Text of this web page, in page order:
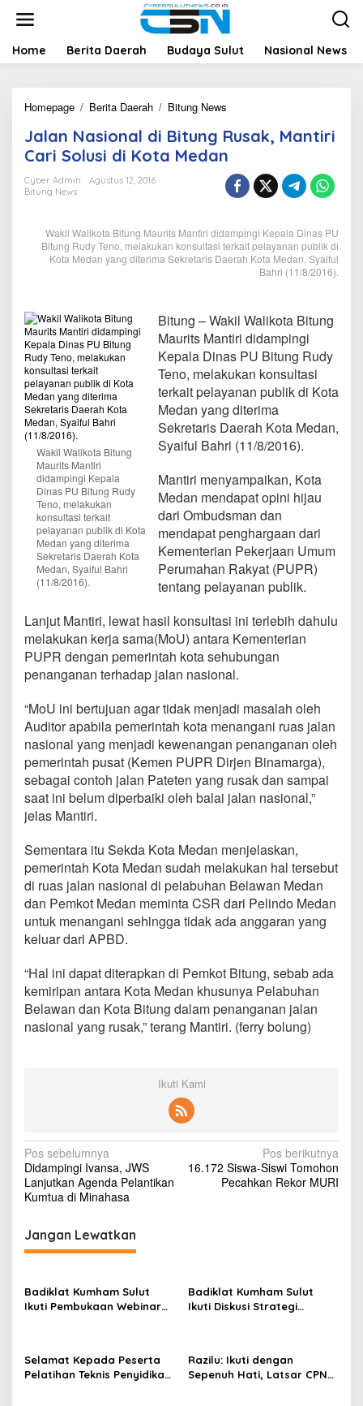
t
Home Berita Daerah Budaya Sulut Nasional News
Homepage / Berita Daerah / Bitung News
l
a
n
N
a
o
n
a
B
i
t
u
n
g
R
u
s
,
M
a
n
t
r
i
a
r
i
S
o
u
s
i
d
i
K
o
t
e
d
a
n
Jalan Nasional di Bitung Rusak, Mantiri
Cari Solusi di Kota Medan
Cyber Admin
Agustus 12, 2016
Bitung News
Wakil Walikota Bitung Maurits Mantiri didampingi Kepala Dinas PU
Bitung Rudy Teno, melakukan konsultasi terkait pelayanan publik di
Kota Medan yang diterima Sekretaris Daerah Kota Medan, Syaiful
Bahri (11/8/2016).
Wakil Walikota Bitung
Maurits Mantiri
didampingi Kepala
Dinas PU Bitung Rudy
Teno, melakukan
konsultasi terkait
pelayanan publik di Kota
Medan yang diterima
Sekretaris Daerah Kota
Medan, Syaiful Bahri
(11/8/2016).
Bitung – Wakil Walikota Bitung
Maurits Mantiri didampingi
Kepala Dinas PU Bitung Rudy
Teno, melakukan konsultasi
terkait pelayanan publik di Kota
Medan yang diterima
Sekretaris Daerah Kota Medan,
Syaiful Bahri (11/8/2016).
Mantiri menyampaikan, Kota
Medan mendapat opini hijau
dari Ombudsman dan
mendapat penghargaan dari
Kementerian Pekerjaan Umum
Perumahan Rakyat (PUPR)
tentang pelayanan publik.
Lanjut Mantiri, lewat hasil konsultasi ini terlebih dahulu
melakukan kerja sama(MoU) antara Kementerian
PUPR dengan pemerintah kota sehubungan
penanganan terhadap jalan nasional.
“MoU ini bertujuan agar tidak menjadi masalah oleh
Auditor apabila pemerintah kota menangani ruas jalan
nasional yang menjadi kewenangan penanganan oleh
pemerintah pusat (Kemen PUPR Dirjen Binamarga),
sebagai contoh jalan Pateten yang rusak dan sampai
saat ini belum diperbaiki oleh balai jalan nasional,”
jelas Mantiri.
Sementara itu Sekda Kota Medan menjelaskan,
pemerintah Kota Medan sudah melakukan hal tersebut
di ruas jalan nasional di pelabuhan Belawan Medan
dan Pemkot Medan meminta CSR dari Pelindo Medan
untuk menangani sehingga tidak ada anggaran yang
keluar dari APBD.
“Hal ini dapat diterapkan di Pemkot Bitung, sebab ada
kemiripan antara Kota Medan khusunya Pelabuhan
Belawan dan Kota Bitung dalam penanganan jalan
nasional yang rusak,” terang Mantiri. (ferry bolung)
Ikuti Kami
N
a
v
i
g
s
i
o
s
Pos sebelumnya
Didampingi Ivansa, JWS
Lanjutkan Agenda Pelantikan
Kumtua di Minahasa
Pos berikutnya
16.172 Siswa-Siswi Tomohon
Pecahkan Rekor MURI
Jangan Lewatkan
Badiklat Kumham Sulut
Ikuti Pembukaan Webinar
Badiklat Kumham Sulut
Ikuti Diskusi Strategi
Selamat Kepada Peserta
Pelatihan Teknis Penyidikan
Razilu: Ikuti dengan
Sepenuh Hati, Latsar CPNS